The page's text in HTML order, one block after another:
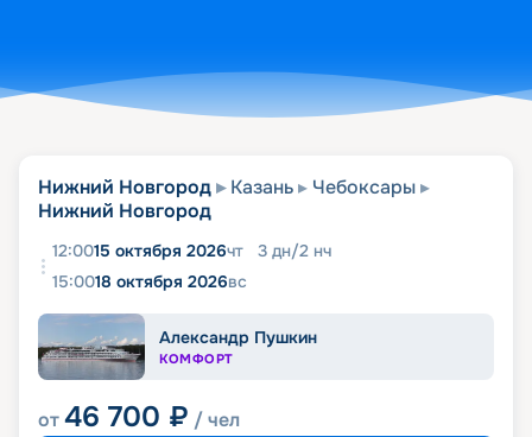
Нижний Новгород Казань
Чебоксары
Нижний Новгород
12:0015 октября 2026чт 3 дн/2 нч
15:0018 октября 2026вс
Александр Пушкин
КОМФОРТ
от46 700 ₽ / чел